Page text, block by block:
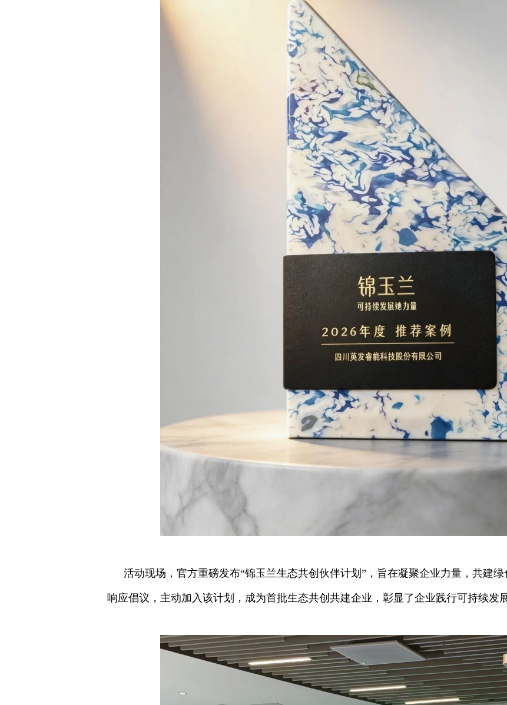
活动现场，官方重磅发布“锦玉兰生态共创伙伴计划”，旨在凝聚企业力量，共建
响应倡议，主动加入该计划，成为首批生态共创共建企业，彰显了企业践行可持续发